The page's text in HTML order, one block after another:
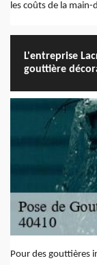
les coûts de la main-
L'entreprise
gouttière
Pour des gouttières